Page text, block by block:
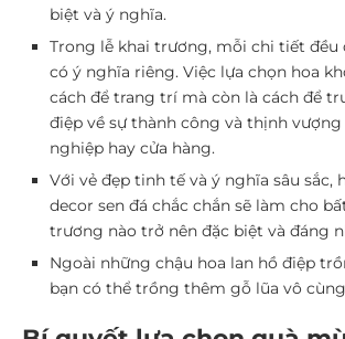
biệt và ý nghĩa.
Trong lễ khai trương, mỗi chi tiết đều
có ý nghĩa riêng. Việc lựa chọn hoa
cách để trang trí mà còn là cách để
điệp về sự thành công và thịnh vượng
nghiệp hay cửa hàng.
Với vẻ đẹp tinh tế và ý nghĩa sâu sắc,
decor sen đá chắc chắn sẽ làm cho
trương nào trở nên đặc biệt và đáng
Ngoài những chậu hoa lan hồ điệp
bạn có thể trồng thêm gỗ lũa vô